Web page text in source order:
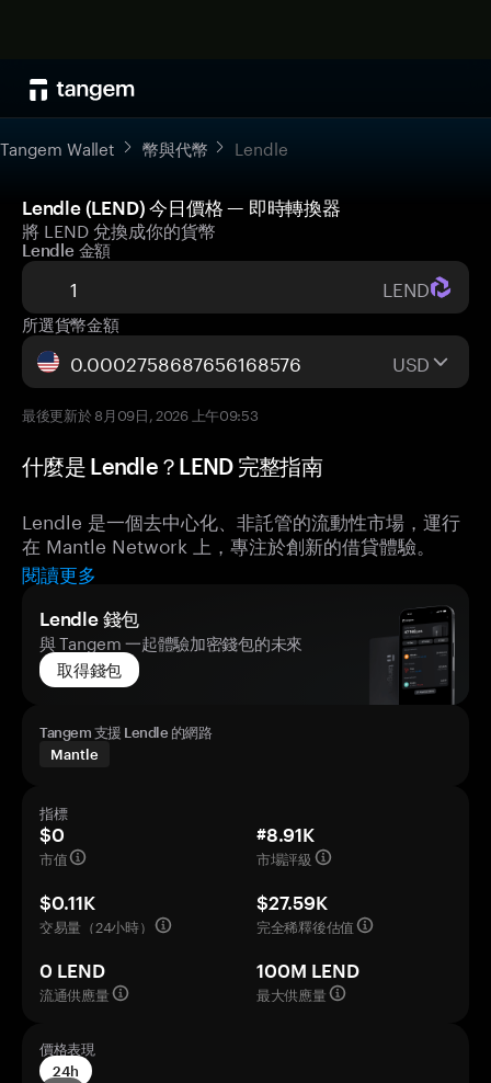
Tangem Wallet 幣與代幣 Lendle
Lendle (LEND) 今日價格 — 即時轉換器
將 LEND 兌換成你的貨幣
Lendle 金額
LEND
所選貨幣金額
USD
最後更新於 8月09日, 2026 上午09:53
什麼是 Lendle？LEND 完整指南
Lendle 是一個去中心化、非託管的流動性市場，運行
在 Mantle Network 上，專注於創新的借貸體驗。
閱讀更多
Lendle 錢包
與 Tangem 一起體驗加密錢包的未來
取得錢包
Tangem 支援 Lendle 的網路
Mantle
指標
$0
市值
#8.91K
市場評級
$0.11K
交易量（24小時）
$27.59K
完全稀釋後估值
0 LEND
流通供應量
100M LEND
最大供應量
價格表現
24h